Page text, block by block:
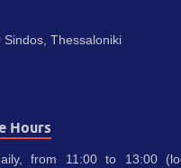
Sindos, Thessaloniki
Hours
from 11:00 to 13:00